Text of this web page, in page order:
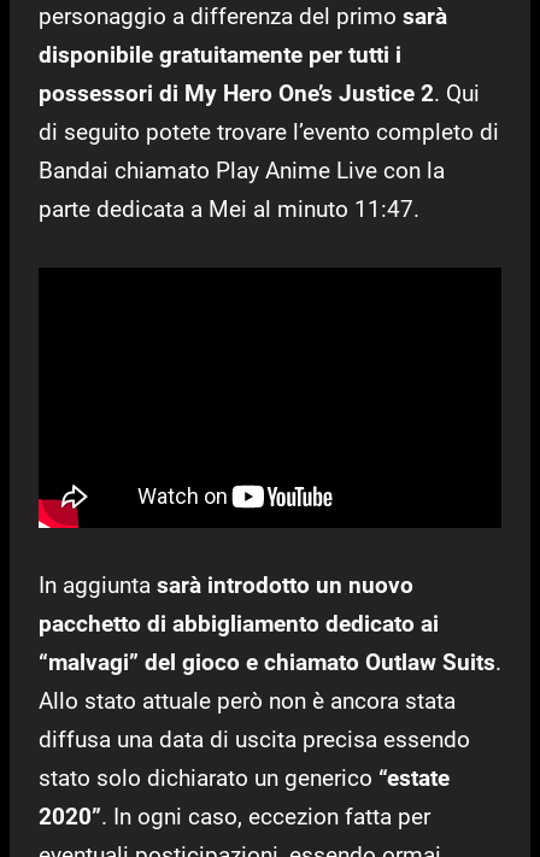
personaggio a differenza del primo sarà
disponibile gratuitamente per tutti i
possessori di My Hero One’s Justice 2. Qui
di seguito potete trovare l’evento completo di
Bandai chiamato Play Anime Live con la
parte dedicata a Mei al minuto 11:47.
In aggiunta sarà introdotto un nuovo
pacchetto di abbigliamento dedicato ai
“malvagi” del gioco e chiamato Outlaw Suits.
Allo stato attuale però non è ancora stata
diffusa una data di uscita precisa essendo
stato solo dichiarato un generico “estate
2020”. In ogni caso, eccezion fatta per